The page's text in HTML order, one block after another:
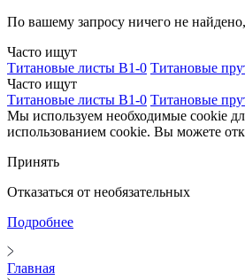
По вашему запросу ничего не
Часто ищут
Титановые листы В1-0 Титановые
Часто ищут
Титановые листы В1-0 Титановые
Мы используем необходимые cookie
использованием cookie. Вы можете
Принять
Отказаться от необязательных
Подробнее
Главная